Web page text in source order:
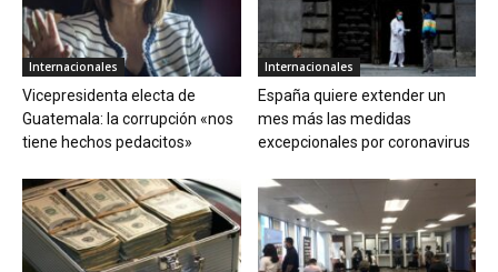
Internacionales
Vicepresidenta electa de
Guatemala: la corrupción «nos
tiene hechos pedacitos»
Internacionales
España quiere extender un
mes más las medidas
excepcionales por coronavirus